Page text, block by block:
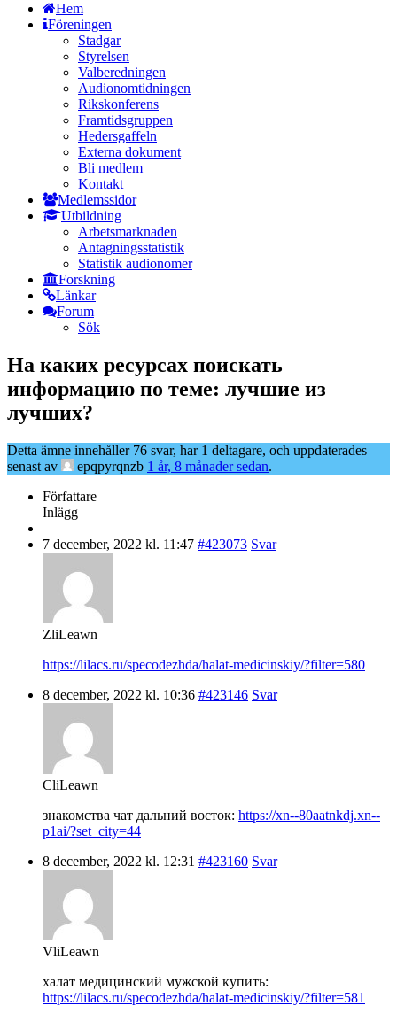
Hem
Föreningen
Stadgar
Styrelsen
Valberedningen
Audionomtidningen
Rikskonferens
Framtidsgruppen
Hedersgaffeln
Externa dokument
Bli medlem
Kontakt
Medlemssidor
Utbildning
Arbetsmarknaden
Antagningsstatistik
Statistik audionomer
Forskning
Länkar
Forum
Sök
На каких ресурсах поискать
информацию по теме: лучшие из
лучших?
Detta ämne innehåller 76 svar, har 1 deltagare, och uppdaterades
senast av
epqpyrqnzb 1 år, 8 månader sedan.
Författare
Inlägg
7 december, 2022 kl. 11:47 #423073 Svar
ZliLeawn
https://lilacs.ru/specodezhda/halat-medicinskiy/?filter=580
8 december, 2022 kl. 10:36 #423146 Svar
CliLeawn
знакомства чат дальний восток: https://xn--80aatnkdj.xn--
p1ai/?set_city=44
8 december, 2022 kl. 12:31 #423160 Svar
VliLeawn
халат медицинский мужской купить:
https://lilacs.ru/specodezhda/halat-medicinskiy/?filter=581